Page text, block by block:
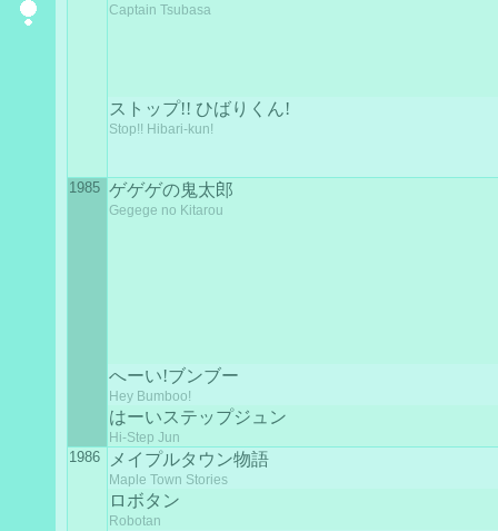
Captain Tsubasa
ストップ!! ひばりくん!
Stop!! Hibari-kun!
1985 ゲゲゲの鬼太郎
Gegege no Kitarou
へーい!ブンブー
Hey Bumboo!
はーいステップジュン
Hi-Step Jun
1986 メイプルタウン物語
Maple Town Stories
ロボタン
Robotan